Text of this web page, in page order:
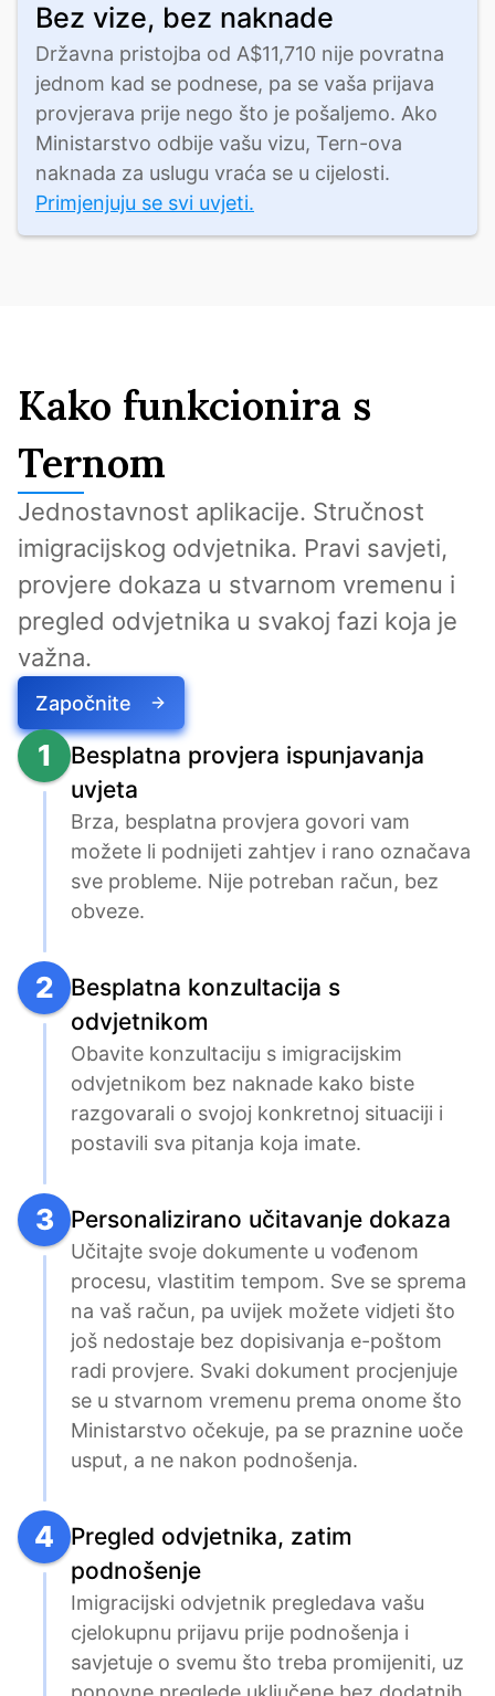
Bez vize, bez naknade
Državna pristojba od A$11,710 nije povratna
jednom kad se podnese, pa se vaša prijava
provjerava prije nego što je pošaljemo. Ako
Ministarstvo odbije vašu vizu, Tern-ova
Primjenjuju se svi uvjeti.
Kako funkcionira s
Ternom
Jednostavnost aplikacije. Stručnost
imigracijskog odvjetnika. Pravi savjeti,
provjere dokaza u stvarnom vremenu i
pregled odvjetnika u svakoj fazi koja je
važna.
Započnite
1
Besplatna provjera ispunjavanja
uvjeta
Brza, besplatna provjera govori vam
možete li podnijeti zahtjev i rano označava
sve probleme. Nije potreban račun, bez
obveze.
2
Besplatna konzultacija s
odvjetnikom
Obavite konzultaciju s imigracijskim
odvjetnikom bez naknade kako biste
razgovarali o svojoj konkretnoj situaciji i
postavili sva pitanja koja imate.
3 Personalizirano učitavanje dokaza
Učitajte svoje dokumente u vođenom
procesu, vlastitim tempom. Sve se sprema
na vaš račun, pa uvijek možete vidjeti što
još nedostaje bez dopisivanja e-poštom
radi provjere. Svaki dokument procjenjuje
se u stvarnom vremenu prema onome što
Ministarstvo očekuje, pa se praznine uoče
usput, a ne nakon podnošenja.
4
Pregled odvjetnika, zatim
podnošenje
Imigracijski odvjetnik pregledava vašu
cjelokupnu prijavu prije podnošenja i
savjetuje o svemu što treba promijeniti, uz